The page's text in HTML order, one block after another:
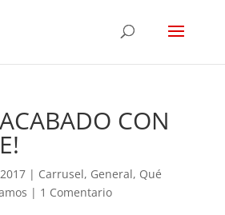
CON
| Carrusel, General, Qué
| 1 Comentario